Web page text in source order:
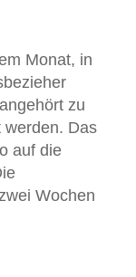
Monat, in
zu
werden. Das
auf die
Wochen